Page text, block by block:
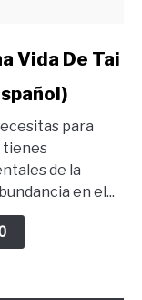
Vida De Tai
para
tienes
de la
en el...